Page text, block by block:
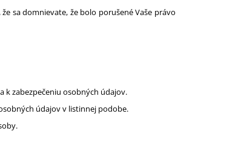
sa domnievate, že bolo porušené Vaše právo
k zabezpečeniu osobných údajov.
údajov v listinnej podobe.